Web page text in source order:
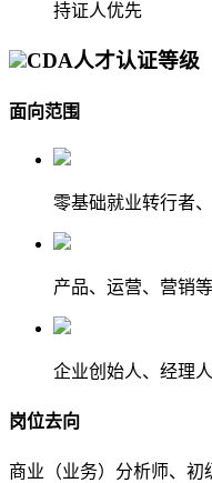
持证人优先
CDA人才认证等级
面向范围
零基础就业转行者
产品、运营、营销
企业创始人、经理
岗位去向
商业（业务）分析师、初